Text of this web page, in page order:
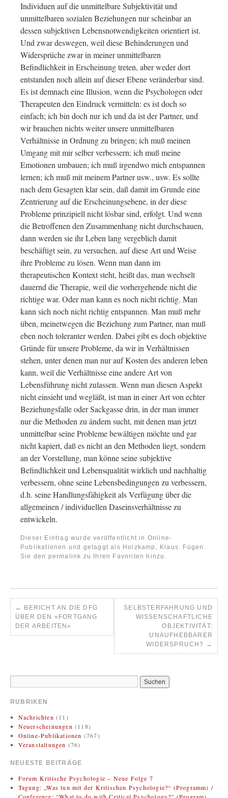
Individuen auf die unmittelbare Subjektivität und
unmittelbaren sozialen Beziehungen nur scheinbar an
dessen subjektiven Lebensnotwendigkeiten orientiert ist.
Und zwar deswegen, weil diese Behinderungen und
Widersprüche zwar in meiner unmittelbaren
Befindlichkeit in Erscheinung treten, aber weder dort
entstanden noch allein auf dieser Ebene veränderbar sind.
Es ist demnach eine Illusion, wenn die Psychologen oder
Therapeuten den Eindruck vermitteln: es ist doch so
einfach; ich bin doch nur ich und da ist der Partner, und
wir brauchen nichts weiter unsere unmittelbaren
Verhältnisse in Ordnung zu bringen; ich muß meinen
Umgang mit mir selber verbessern; ich muß meine
Emotionen umbauen; ich muß irgendwo mich entspannen
lernen; ich muß mit meinem Partner usw., usw. Es sollte
nach dem Gesagten klar sein, daß damit im Grunde eine
Zentrierung auf die Erscheinungsebene, in der diese
Probleme prinzipiell nicht lösbar sind, erfolgt. Und wenn
die Betroffenen den Zusammenhang nicht durchschauen,
dann werden sie ihr Leben lang vergeblich damit
beschäftigt sein, zu versuchen, auf diese Art und Weise
ihre Probleme zu lösen. Wenn man dann im
therapeutischen Kontext steht, heißt das, man wechselt
dauernd die Therapie, weil die vorhergehende nicht die
richtige war. Oder man kann es noch nicht richtig. Man
kann sich noch nicht richtig entspannen. Man muß mehr
üben, meinetwegen die Beziehung zum Partner, man muß
eben noch toleranter werden. Dabei gibt es doch objektive
Gründe für unsere Probleme, da wir in Verhältnissen
stehen, unter denen man nur auf Kosten des anderen leben
kann, weil die Verhältnisse eine andere Art von
Lebensführung nicht zulassen. Wenn man diesen Aspekt
nicht einsieht und wegläßt, ist man in einer Art von echter
Beziehungsfalle oder Sackgasse drin, in der man immer
nur die Methoden zu ändern sucht, mit denen man jetzt
unmittelbar seine Probleme bewältigen möchte und gar
nicht kapiert, daß es nicht an den Methoden liegt, sondern
an der Vorstellung, man könne seine subjektive
Befindlichkeit und Lebensqualität wirklich und nachhaltig
verbessern, ohne seine Lebensbedingungen zu verbessern,
d.h. seine Handlungsfähigkeit als Verfügung über die
allgemeinen / individuellen Daseinsverhältnisse zu
entwickeln.
Dieser Eintrag wurde veröffentlicht in Online-
Publikationen und getaggt als Holzkamp, Klaus. Fügen
Sie den permalink zu Ihren Favoriten hinzu.
←
BERICHT AN DIE DFG
ÜBER DEN »FORTGANG
DER ARBEITEN«
SELBSTERFAHRUNG UND
WISSENSCHAFTLICHE
OBJEKTIVITÄT:
UNAUFHEBBARER
WIDERSPRUCH?
→
RUBRIKEN
Nachrichten (11)
Neuerscheinungen (118)
Online-Publikationen (767)
Veranstaltungen (76)
NEUESTE BEITRÄGE
Forum Kritische Psychologie – Neue Folge 7
Tagung: „Was tun mit der Kritischen Psychologie?“ (Programm) /